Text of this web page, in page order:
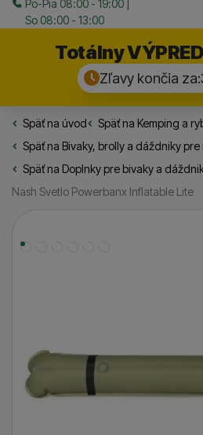
Po-Pia 08:00 - 19:00 |
So 08:00 - 13:00
Totálny
Zľavy končia za:
Späť na úvodRybarske.sk
Späť na Kemping a
Späť na Bivaky, brolly a dáždniky
Späť na Doplnky pre bivaky a
Nash Svetlo Powerbanx Inflatable Lite